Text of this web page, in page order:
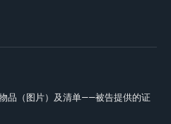
品（图片）及清单——被告提供的证